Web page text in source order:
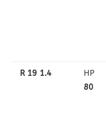
R 19 1.4
HP
80